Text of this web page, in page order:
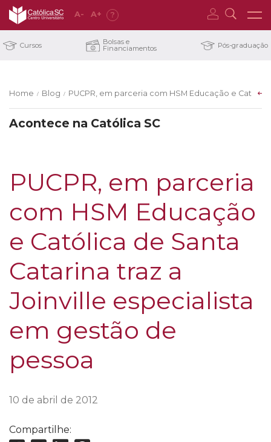
A- A+ ?
Cursos Bolsas e
Financiamentos Pós-graduação
Home / Blog / PUCPR, em parceria com HSM Educação e
Acontece na Católica SC
PUCPR, em parceria
com HSM Educação
e Católica de Santa
Catarina traz a
Joinville especialista
em gestão de
pessoa
10 de abril de 2012
Compartilhe: